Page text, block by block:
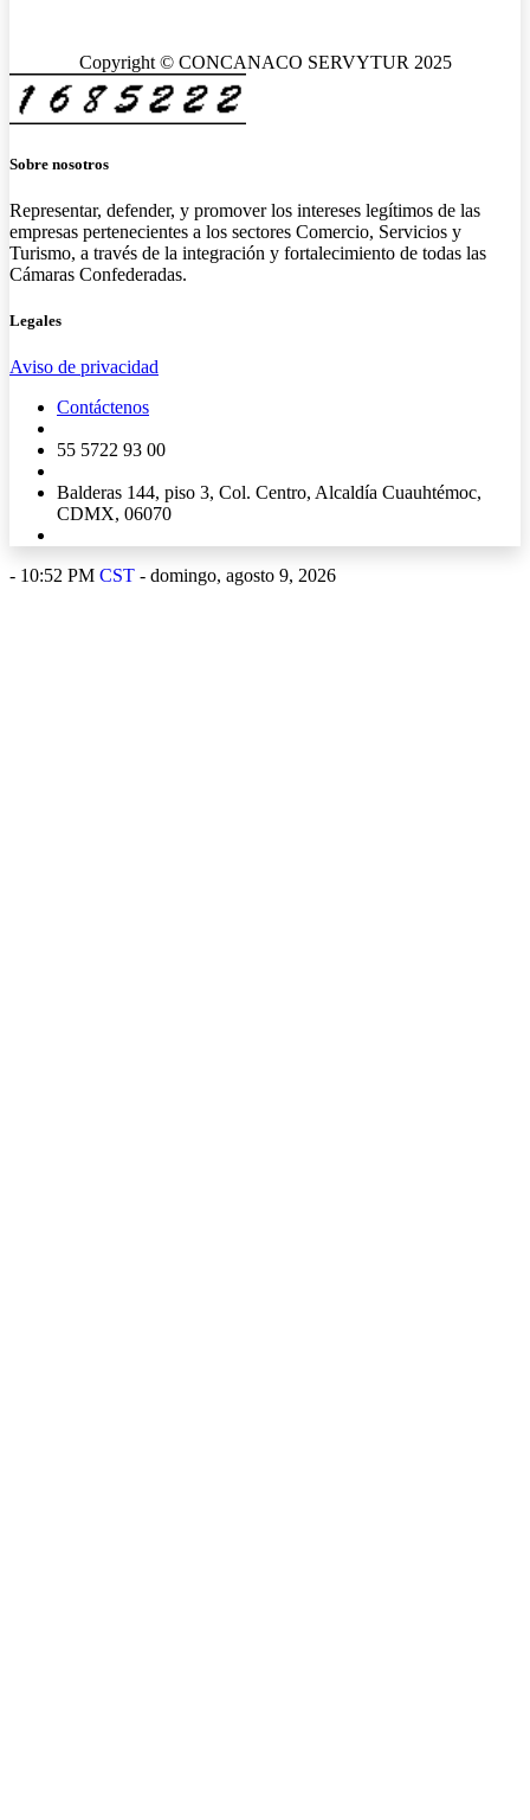
Copyright © CONCANACO SERVYTUR 2025
Sobre nosotros
Representar, defender, y promover los intereses legítimos de las
empresas pertenecientes a los sectores Comercio, Servicios y
Turismo, a través de la integración y fortalecimiento de todas las
Cámaras Confederadas.
Legales
Aviso de privacidad
Contáctenos
55 5722 93 00
Balderas 144, piso 3, Col. Centro, Alcaldía Cuauhtémoc,
CDMX, 06070
- 10:52 PM CST - domingo, agosto 9, 2026